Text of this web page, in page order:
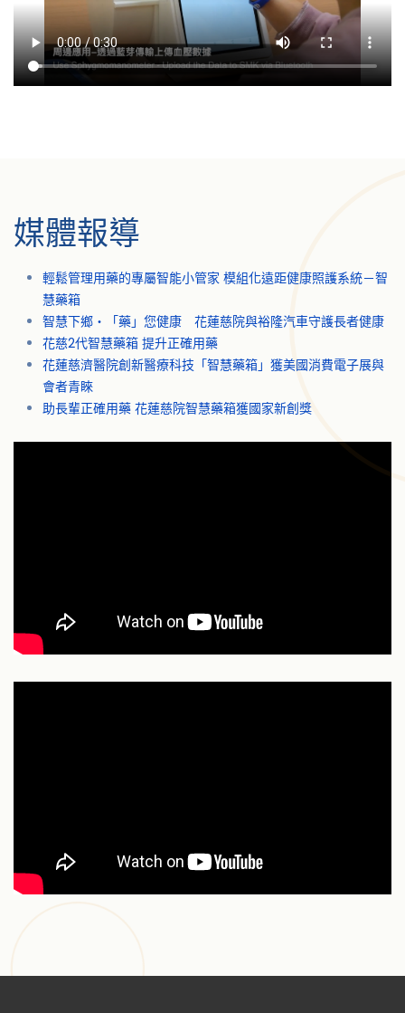
媒體報導
輕鬆管理用藥的專屬智能小管家 模組化遠距健康照護系統－智
慧藥箱
智慧下鄉‧「藥」您健康 花蓮慈院與裕隆汽車守護長者健康
花慈2代智慧藥箱 提升正確用藥
花蓮慈濟醫院創新醫療科技「智慧藥箱」獲美國消費電子展與
會者青睞
助長輩正確用藥 花蓮慈院智慧藥箱獲國家新創獎